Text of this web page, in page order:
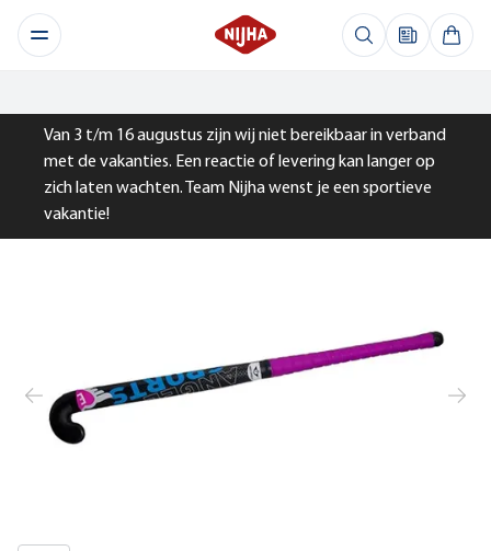
Van 3 t/m 16 augustus zijn wij niet bereikbaar in verband
met de vakanties. Een reactie of levering kan langer op
zich laten wachten. Team Nijha wenst je een sportieve
vakantie!